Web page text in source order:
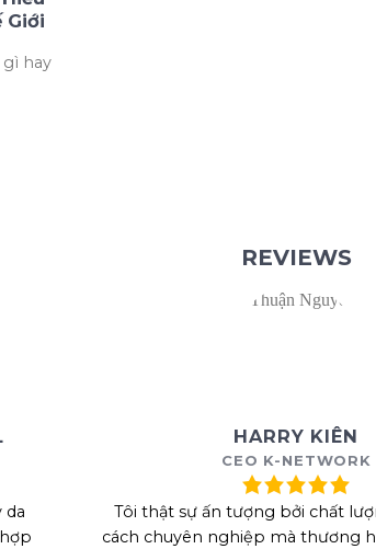
Giới
gì hay
REVIEWS
da
HARRY KIÊN
CEO K-NETWORK
Tôi thật sự ấn tượng bởi chất
cách chuyên nghiệp mà thương